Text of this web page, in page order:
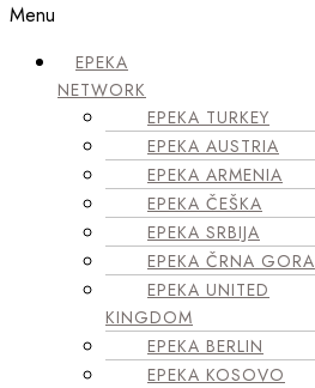
Menu
EPEKA
NETWORK
EPEKA TURKEY
EPEKA AUSTRIA
EPEKA ARMENIA
EPEKA ČEŠKA
EPEKA SRBIJA
EPEKA ČRNA GORA
EPEKA UNITED
KINGDOM
EPEKA BERLIN
EPEKA KOSOVO